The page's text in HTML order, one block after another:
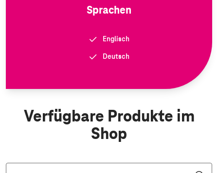
Sprachen
Englisch
Deutsch
Verfügbare Produkte im
Shop